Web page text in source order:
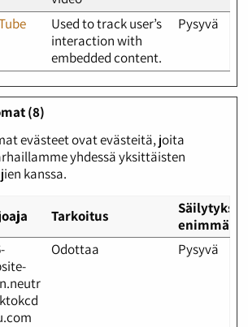
Used to track user’s
interaction with
embedded content.
Pysyvä
(8)
evästeet ovat evästeitä, joita
yhdessä yksittäisten
kanssa.
Tarkoitus
Säilytyksen
Odottaa Pysyvä